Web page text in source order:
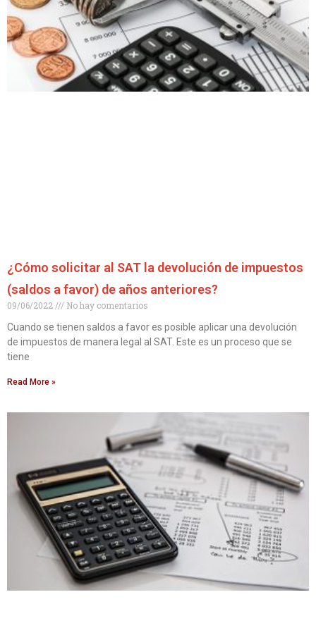
¿Cómo solicitar al SAT la devolución de impuestos
(saldos a favor) de años anteriores?
09/06/2022
No hay comentarios
Cuando se tienen saldos a favor es posible aplicar una devolución
de impuestos de manera legal al SAT. Este es un proceso que se
tiene
Read More »